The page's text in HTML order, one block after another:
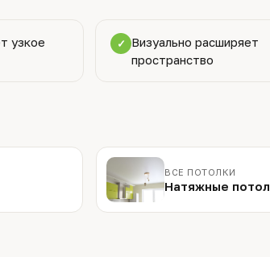
узкое
✓
Визуально расширяет
пространство
ВСЕ ПОТОЛКИ
Натяжные